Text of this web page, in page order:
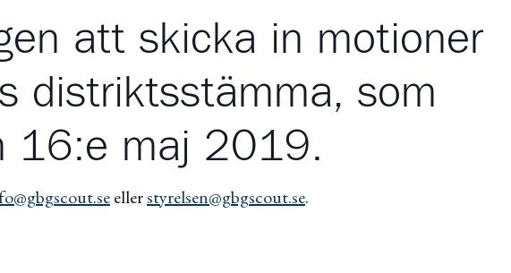
att skicka in motioner
distriktsstämma, som
16:e maj 2019.
ellerstyrelsen@gbgscout.se.